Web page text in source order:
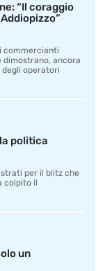
“Il coraggio
commercianti
dimostrano, ancora
operatori
politica
per il blitz che
colpito il
un